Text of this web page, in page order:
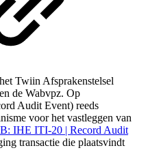
Twiin Afsprakenstelsel
de Wabvpz. Op
Audit Event) reeds
voor het vastleggen van
IHE ITI-20 | Record Audit
transactie die plaatsvindt